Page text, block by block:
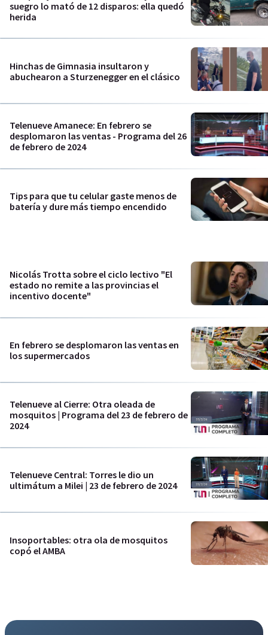
suegro lo mató de 12 disparos: ella quedó
herida
Hinchas de Gimnasia insultaron y
abuchearon a Sturzenegger en el clásico
Telenueve Amanece: En febrero se
desplomaron las ventas - Programa del 26
de febrero de 2024
Tips para que tu celular gaste menos de
batería y dure más tiempo encendido
Nicolás Trotta sobre el ciclo lectivo "El
estado no remite a las provincias el
incentivo docente"
En febrero se desplomaron las ventas en
los supermercados
Telenueve al Cierre: Otra oleada de
mosquitos | Programa del 23 de febrero de
2024
Telenueve Central: Torres le dio un
ultimátum a Milei | 23 de febrero de 2024
Insoportables: otra ola de mosquitos
copó el AMBA